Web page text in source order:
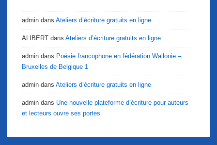
admin dans Ateliers d’écriture gratuits en ligne
ALIBERT dans Ateliers d’écriture gratuits en ligne
admin dans Poésie francophone en fédération Wallonie –
Bruxelles de Belgique 1
admin dans Ateliers d’écriture gratuits en ligne
admin dans Une nouvelle plateforme d’écriture pour auteurs
et lecteurs ouvre ses portes